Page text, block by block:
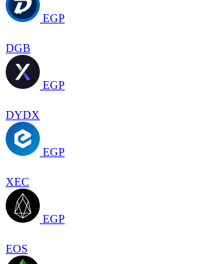
EGP
DGB
EGP
DYDX
EGP
XEC
EGP
EOS